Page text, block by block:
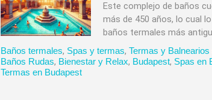
Este complejo de baños
más de 450 años, lo cual
baños termales más
Baños termales, Spas y termas, Termas y
Baños Rudas, Bienestar y Relax, Budapest, Spas en
Termas en Budapest